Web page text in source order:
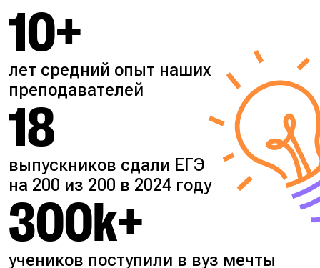
10+
лет средний опыт наших
преподавателей
18
выпускников сдали ЕГЭ
на 200 из 200 в 2024 году
300k+
учеников поступили в вуз мечты